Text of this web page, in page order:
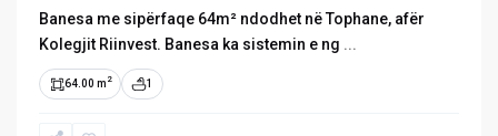
Banesa me sipërfaqe 64m² ndodhet në Tophane, afër
Kolegjit Riinvest. Banesa ka sistemin e ng ...
64.00 m 2 1